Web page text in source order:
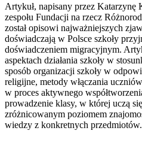
Artykuł, napisany przez
zespołu Fundacji na rzecz
został opisowi najważniejszych
doświadczają w Polsce szkoły
doświadczeniem migracyjnym.
aspektach działania szkoły w
sposób organizacji szkoły w
religijne, metody włączania
w proces aktywnego
prowadzenie klasy, w której uczą
zróżnicowanym poziomem
wiedzy z konkretnych przedmiotów.